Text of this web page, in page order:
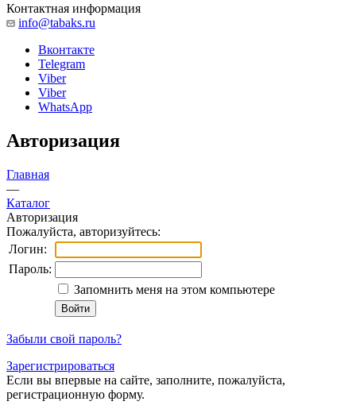
Контактная информация
info@tabaks.ru
Вконтакте
Telegram
Viber
Viber
WhatsApp
Авторизация
Главная
—
Каталог
Авторизация
Пожалуйста, авторизуйтесь:
Логин:
Пароль:
Запомнить меня на этом компьютере
Забыли свой пароль?
Зарегистрироваться
Если вы впервые на сайте, заполните, пожалуйста,
регистрационную форму.